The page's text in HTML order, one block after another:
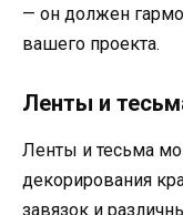
— он должен
вашего проекта.
Ленты и
Ленты и тесьма
декорирования
завязок и